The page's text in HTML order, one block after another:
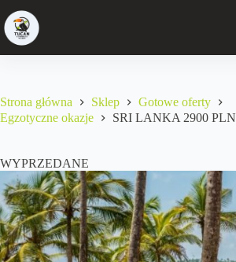
Strona główna Sklep
Gotowe oferty
Egzotyczne okazje
SRI LANKA 2900 PLN
WYPRZEDANE